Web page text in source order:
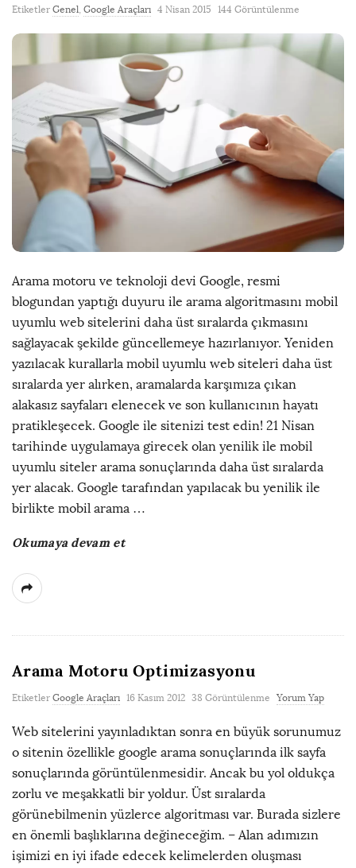
Etiketler Genel, Google Araçları 4 Nisan 2015 144 Görüntülenme
Arama motoru ve teknoloji devi Google, resmi
blogundan yaptığı duyuru ile arama algoritmasını mobil
uyumlu web sitelerini daha üst sıralarda çıkmasını
sağlayacak şekilde güncellemeye hazırlanıyor. Yeniden
yazılacak kurallarla mobil uyumlu web siteleri daha üst
sıralarda yer alırken, aramalarda karşımıza çıkan
alakasız sayfaları elenecek ve son kullanıcının hayatı
pratikleşecek. Google ile sitenizi test edin! 21 Nisan
tarihinde uygulamaya girecek olan yenilik ile mobil
uyumlu siteler arama sonuçlarında daha üst sıralarda
yer alacak. Google tarafından yapılacak bu yenilik ile
birlikte mobil arama …
Okumaya devam et
Arama Motoru Optimizasyonu
Etiketler Google Araçları 16 Kasım 2012 38 Görüntülenme Yorum Yap
Web sitelerini yayınladıktan sonra en büyük sorunumuz
o sitenin özellikle google arama sonuçlarında ilk sayfa
sonuçlarında görüntülenmesidir. Ancak bu yol oldukça
zorlu ve meşakkatli bir yoldur. Üst sıralarda
görünebilmenin yüzlerce algoritması var. Burada sizlere
en önemli başlıklarına değineceğim. – Alan adımızın
işimizi en iyi ifade edecek kelimelerden oluşması